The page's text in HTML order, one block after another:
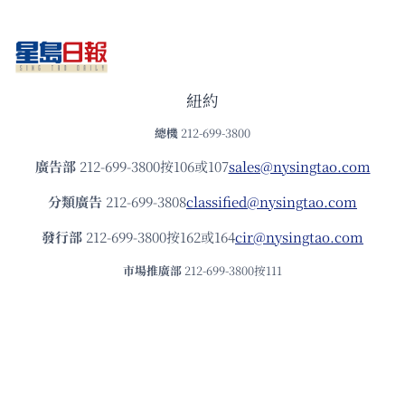
紐約
總機 212-699-3800
廣告部212-699-3800按106或107sales@nysingtao.com
分類廣告 212-699-3808classified@nysingtao.com
發⾏部 212-699-3800按162或164cir@nysingtao.com
市場推廣部 212-699-3800按111